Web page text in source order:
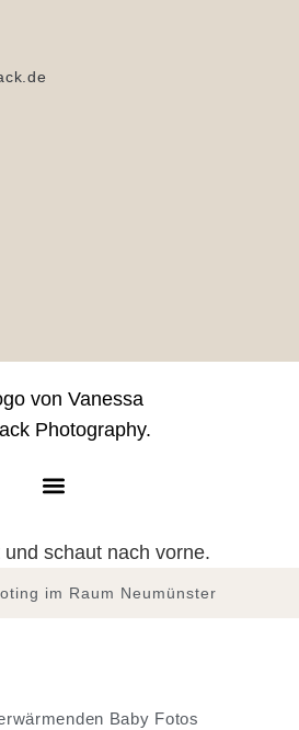
im Raum Neumünster
Baby Fotos